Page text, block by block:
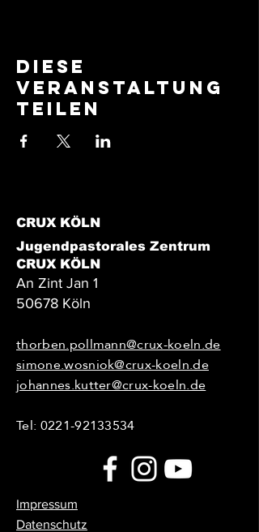
Diese
Veranstaltung
teilen
CRUX KÖLN
Jugendpastorales Zentrum
CRUX KÖLN
An Zint Jan 1
50678 Köln
thorben.pollmann@crux-koeln.de
simone.wosniok@crux-koeln.de
johannes.kutter@crux-koeln.de
Tel:0221-92133534
Impressum
Datenschutz